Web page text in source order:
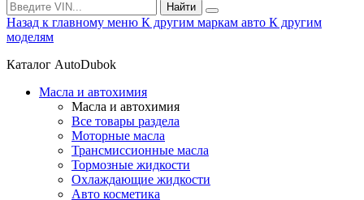
Найти
Назад к главному меню К другим маркам авто К другим
моделям
Каталог AutoDubok
Масла и автохимия
Масла и автохимия
Все товары раздела
Моторные масла
Трансмиссионные масла
Тормозные жидкости
Охлаждающие жидкости
Авто косметика